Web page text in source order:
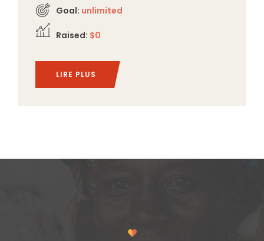
Goal: unlimited
Raised: $0
LIRE PLUS